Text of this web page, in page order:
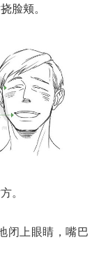
脸颊。
。
闭上眼睛，嘴巴